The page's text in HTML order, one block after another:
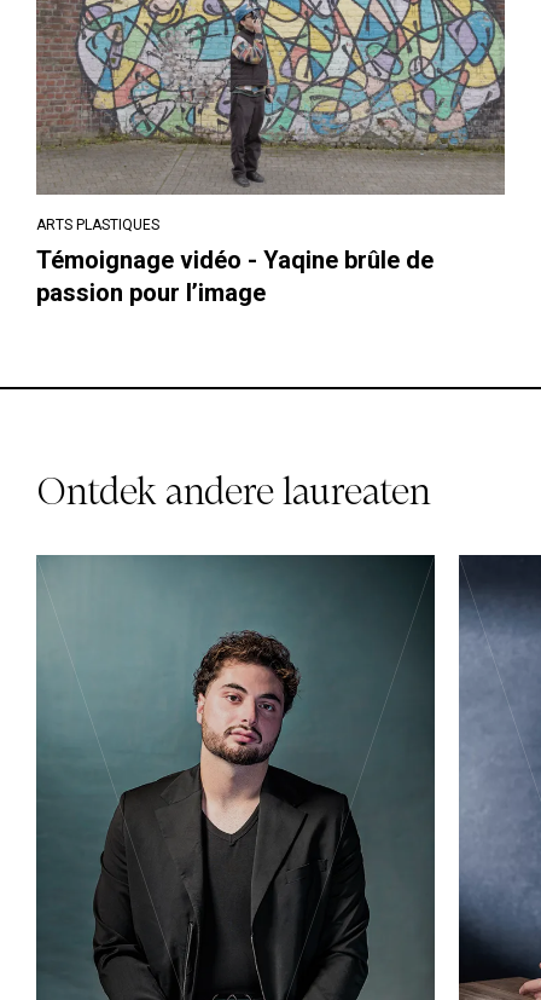
ARTS PLASTIQUES
Témoignage vidéo - Yaqine brûle de
passion pour l’image
Ontdek andere laureaten